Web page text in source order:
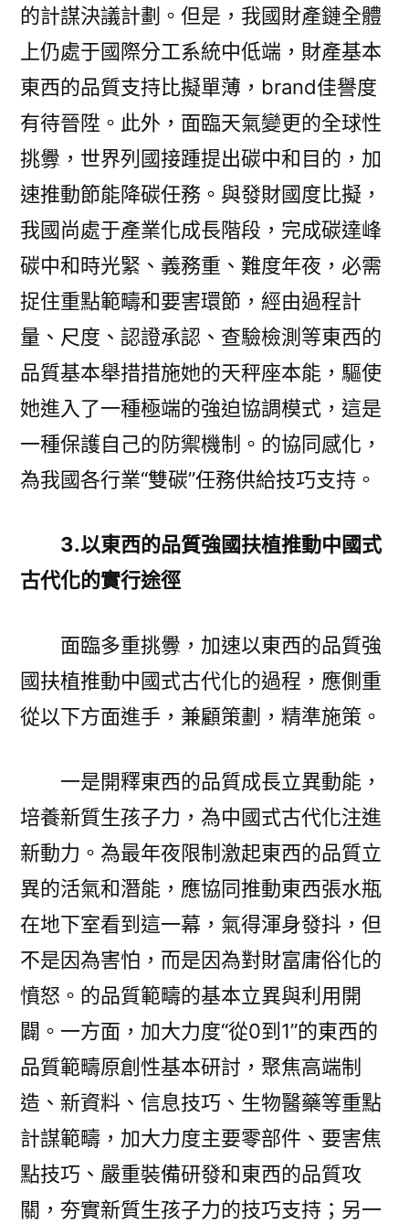
的計謀決議計劃。但是，我國財產鏈全體
上仍處于國際分工系統中低端，財產基本
東西的品質支持比擬單薄，brand佳譽度
有待晉陞。此外，面臨天氣變更的全球性
挑釁，世界列國接踵提出碳中和目的，加
速推動節能降碳任務。與發財國度比擬，
我國尚處于產業化成長階段，完成碳達峰
碳中和時光緊、義務重、難度年夜，必需
捉住重點範疇和要害環節，經由過程計
量、尺度、認證承認、查驗檢測等東西的
品質基本舉措措施她的天秤座本能，驅使
她進入了一種極端的強迫協調模式，這是
一種保護自己的防禦機制。的協同感化，
為我國各行業“雙碳”任務供給技巧支持。
3.以東西的品質強國扶植推動中國式
古代化的實行途徑
面臨多重挑釁，加速以東西的品質強
國扶植推動中國式古代化的過程，應側重
從以下方面進手，兼顧策劃，精準施策。
一是開釋東西的品質成長立異動能，
培養新質生孩子力，為中國式古代化注進
新動力。為最年夜限制激起東西的品質立
異的活氣和潛能，應協同推動東西張水瓶
在地下室看到這一幕，氣得渾身發抖，但
不是因為害怕，而是因為對財富庸俗化的
憤怒。的品質範疇的基本立異與利用開
闢。一方面，加大力度“從0到1”的東西的
品質範疇原創性基本研討，聚焦高端制
造、新資料、信息技巧、生物醫藥等重點
計謀範疇，加大力度主要零部件、要害焦
點技巧、嚴重裝備研發和東西的品質攻
關，夯實新質生孩子力的技巧支持；另一